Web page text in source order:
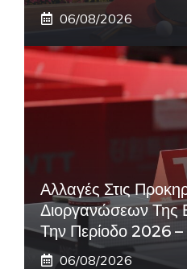
06/08/2026
Αλλαγές Στις
Διοργανώσεων
Την Περίοδο 2026
06/08/2026